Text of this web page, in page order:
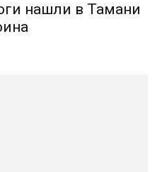
нашли в Тамани